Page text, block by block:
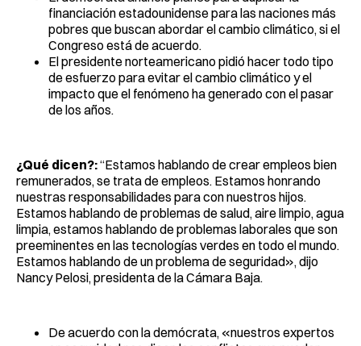
financiación estadounidense para las naciones más
pobres que buscan abordar el cambio climático, si el
Congreso está de acuerdo.
El presidente norteamericano pidió hacer todo tipo
de esfuerzo para evitar el cambio climático y el
impacto que el fenómeno ha generado con el pasar
de los años.
¿Qué dicen?:“Estamos hablando de crear empleos bien
remunerados, se trata de empleos. Estamos honrando
nuestras responsabilidades para con nuestros hijos.
Estamos hablando de problemas de salud, aire limpio, agua
limpia, estamos hablando de problemas laborales que son
preeminentes en las tecnologías verdes en todo el mundo.
Estamos hablando de un problema de seguridad», dijo
Nancy Pelosi, presidenta de la Cámara Baja.
De acuerdo con la demócrata, «nuestros expertos